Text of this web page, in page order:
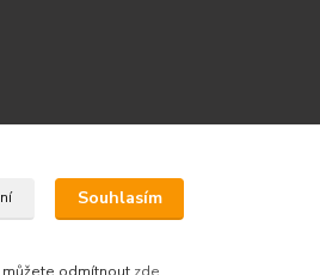
sběr cookies.
Souhlasím